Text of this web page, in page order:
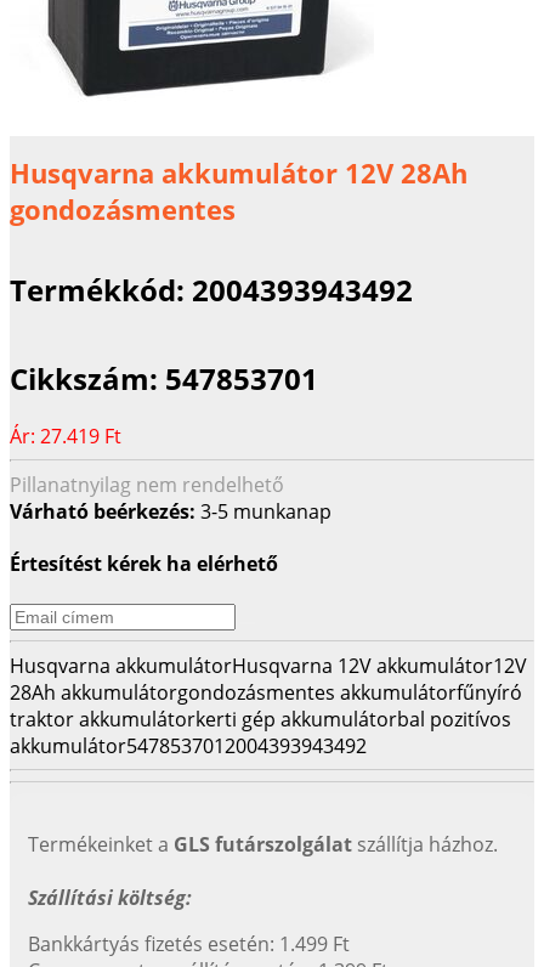
Husqvarna akkumulátor 12V 28Ah
gondozásmentes
Termékkód: 2004393943492
Cikkszám: 547853701
Ár: 27.419 Ft
Pillanatnyilag nem rendelhető
Várható beérkezés: 3-5 munkanap
Értesítést kérek ha elérhető
Husqvarna akkumulátorHusqvarna 12V akkumulátor12V
28Ah akkumulátorgondozásmentes akkumulátorfűnyíró
traktor akkumulátorkerti gép akkumulátorbal pozitívos
akkumulátor5478537012004393943492
Termékeinket a GLS futárszolgálat szállítja házhoz.
Szállítási költség:
Bankkártyás fizetés esetén: 1.499 Ft